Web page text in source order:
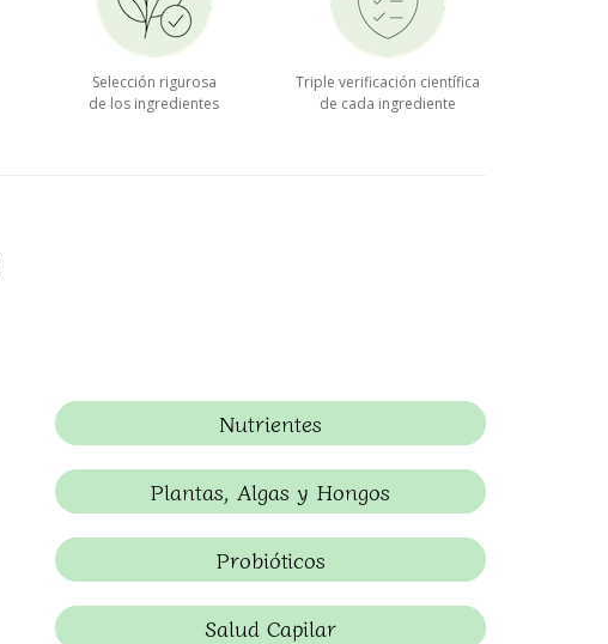
Selección rigurosa
de los ingredientes
Triple verificación científica
de cada ingrediente
Nutrientes
Plantas, Algas y Hongos
Probióticos
Salud Capilar